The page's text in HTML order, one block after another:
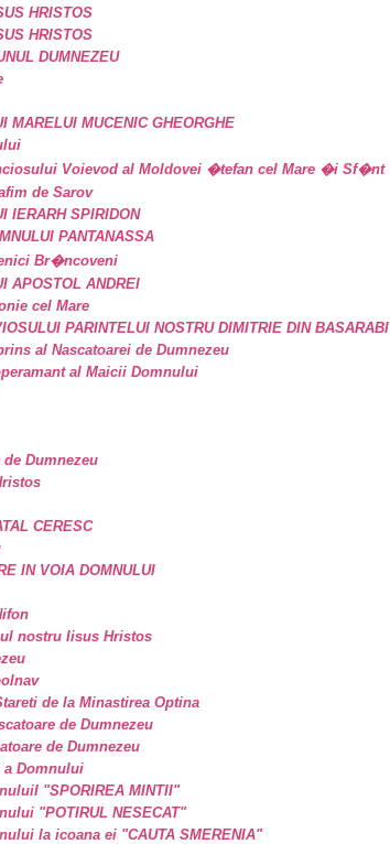
HRISTOS
HRISTOS
DUMNEZEU
MARELUI MUCENIC GHEORGHE
Voievod al Moldovei �tefan cel Mare �i Sf�nt
de Sarov
IERARH SPIRIDON
PANTANASSA
Br�ncoveni
APOSTOL ANDREI
cel Mare
PARINTELUI NOSTRU DIMITRIE DIN BASARABI
al Nascatoarei de Dumnezeu
al Maicii Domnului
de Dumnezeu
CERESC
IN VOIA DOMNULUI
nostru Iisus Hristos
de la Minastirea Optina
de Dumnezeu
de Dumnezeu
Domnului
"SPORIREA MINTII"
"POTIRUL NESECAT"
la icoana ei "CAUTA SMERENIA"